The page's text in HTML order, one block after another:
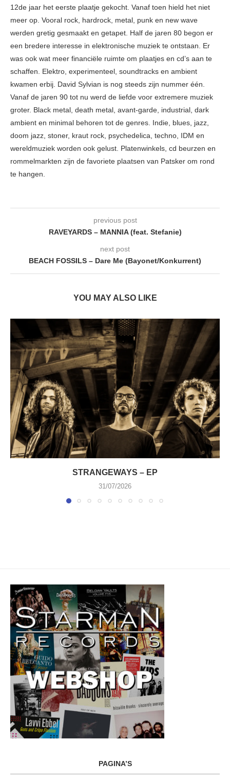
12de jaar het eerste plaatje gekocht. Vanaf toen hield het niet
meer op. Vooral rock, hardrock, metal, punk en new wave
werden gretig gesmaakt en getapet. Half de jaren 80 begon er
een bredere interesse in elektronische muziek te ontstaan. Er
was ook wat meer financiële ruimte om plaatjes en cd’s aan te
schaffen. Elektro, experimenteel, soundtracks en ambient
kwamen erbij. David Sylvian is nog steeds zijn nummer één.
Vanaf de jaren 90 tot nu werd de liefde voor extremere muziek
groter. Black metal, death metal, avant-garde, industrial, dark
ambient en minimal behoren tot de genres. Indie, blues, jazz,
doom jazz, stoner, kraut rock, psychedelica, techno, IDM en
wereldmuziek worden ook gelust. Platenwinkels, cd beurzen en
rommelmarkten zijn de favoriete plaatsen van Patsker om rond
te hangen.
previous post
RAVEYARDS – MANNIA (feat. Stefanie)
next post
BEACH FOSSILS – Dare Me (Bayonet/Konkurrent)
YOU MAY ALSO LIKE
STRANGEWAYS – EP
31/07/2026
PAGINA’S